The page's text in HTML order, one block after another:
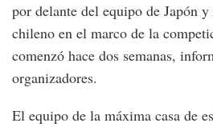
por delante del equipo de Japón
chileno en el marco de la
comenzó hace dos semanas,
organizadores.
El equipo de la máxima casa de